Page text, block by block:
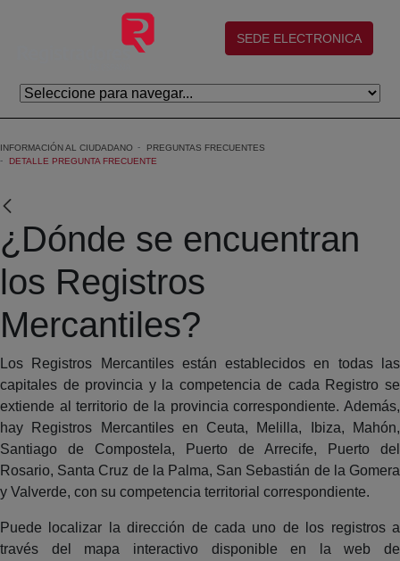
Saltar al contenido principal
(abre en nueva ventana)
SEDE ELECTRONICA
INFORMACIÓN AL CIUDADANO
PREGUNTAS FRECUENTES
DETALLE PREGUNTA FRECUENTE
¿Dónde se encuentran
los Registros
Mercantiles?
Los Registros Mercantiles están establecidos en todas las
capitales de provincia y la competencia de cada Registro se
extiende al territorio de la provincia correspondiente. Además,
hay Registros Mercantiles en Ceuta, Melilla, Ibiza, Mahón,
Santiago de Compostela, Puerto de Arrecife, Puerto del
Rosario, Santa Cruz de la Palma, San Sebastián de la Gomera
y Valverde, con su competencia territorial correspondiente.
Puede localizar la dirección de cada uno de los registros a
través del mapa interactivo disponible en la web de